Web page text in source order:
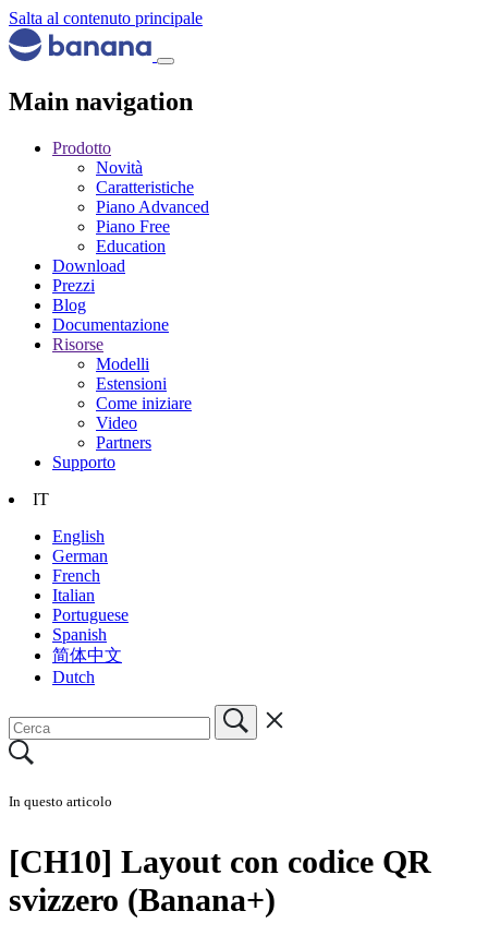
Salta al contenuto principale
Main navigation
Prodotto
Novità
Caratteristiche
Piano Advanced
Piano Free
Education
Download
Prezzi
Blog
Documentazione
Risorse
Modelli
Estensioni
Come iniziare
Video
Partners
Supporto
IT
English
German
French
Italian
Portuguese
Spanish
简体中文
Dutch
In questo articolo
[CH10] Layout con codice QR
svizzero (Banana+)